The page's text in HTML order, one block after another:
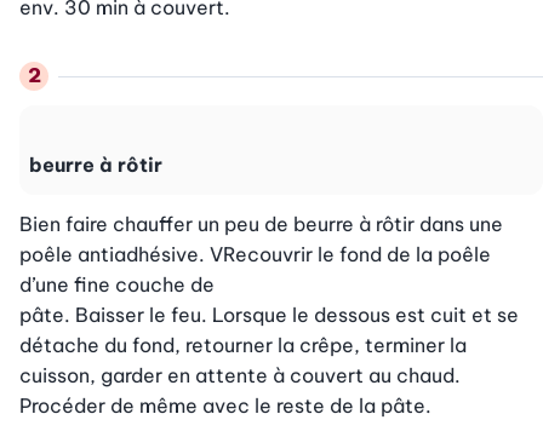
env. 30 min à couvert.
beurre à rôtir
Bien faire chauffer un peu de beurre à rôtir dans une
poêle antiadhésive. VRecouvrir le fond de la poêle
d’une fine couche de
pâte. Baisser le feu. Lorsque le dessous est cuit et se
détache du fond, retourner la crêpe, terminer la
cuisson, garder en attente à couvert au chaud.
Procéder de même avec le reste de la pâte.